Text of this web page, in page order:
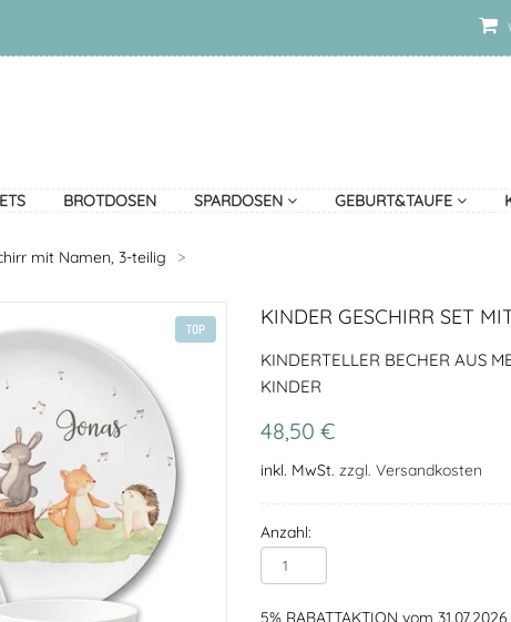
BROTDOSEN SPARDOSEN GEBURT&TAUFE
mit Namen, 3-teilig >
TOP KINDER GESCHIRR SET
KINDERTELLER BECHER AUS
KINDER
48,50 €
inkl. MwSt. zzgl. Versandkosten
Anzahl:
5% RABATTAKTION vom